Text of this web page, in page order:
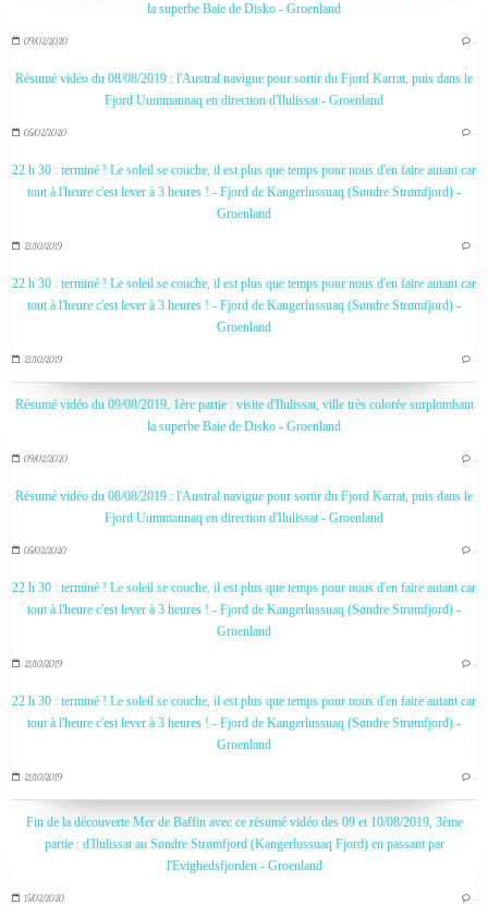
la superbe Baie de Disko - Groenland
09/02/2020 …
Résumé vidéo du 08/08/2019 : l'Austral navigue pour sortir du Fjord Karrat, puis dans le
Fjord Uummannaq en direction d'Ilulissat - Groenland
05/02/2020 …
22 h 30 : terminé ! Le soleil se couche, il est plus que temps pour nous d'en faire autant car
tout à l'heure c'est lever à 3 heures ! - Fjord de Kangerlussuaq (Søndre Strømfjord) -
Groenland
21/10/2019 …
22 h 30 : terminé ! Le soleil se couche, il est plus que temps pour nous d'en faire autant car
tout à l'heure c'est lever à 3 heures ! - Fjord de Kangerlussuaq (Søndre Strømfjord) -
Groenland
21/10/2019 …
Résumé vidéo du 09/08/2019, 1ère partie : visite d'Ilulissat, ville très colorée surplombant
la superbe Baie de Disko - Groenland
09/02/2020 …
Résumé vidéo du 08/08/2019 : l'Austral navigue pour sortir du Fjord Karrat, puis dans le
Fjord Uummannaq en direction d'Ilulissat - Groenland
05/02/2020 …
22 h 30 : terminé ! Le soleil se couche, il est plus que temps pour nous d'en faire autant car
tout à l'heure c'est lever à 3 heures ! - Fjord de Kangerlussuaq (Søndre Strømfjord) -
Groenland
21/10/2019 …
22 h 30 : terminé ! Le soleil se couche, il est plus que temps pour nous d'en faire autant car
tout à l'heure c'est lever à 3 heures ! - Fjord de Kangerlussuaq (Søndre Strømfjord) -
Groenland
21/10/2019 …
Fin de la découverte Mer de Baffin avec ce résumé vidéo des 09 et 10/08/2019, 3ème
partie : d'Ilulissat au Søndre Strømfjord (Kangerlussuaq Fjord) en passant par
l'Evighedsfjorden - Groenland
15/02/2020 …